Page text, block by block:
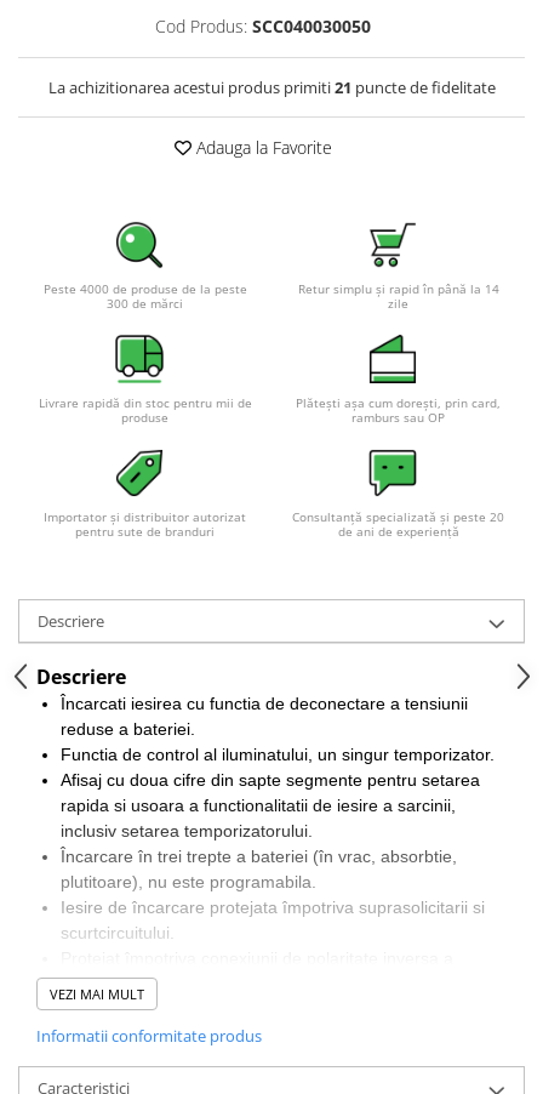
Cod Produs: SCC040030050
La achizitionarea acestui produs primiti21 puncte de fidelitate
Adauga la Favorite
Peste 4000 de produse de la peste
300 de mărci
Retur simplu și rapid în până la 14
zile
Livrare rapidă din stoc pentru mii de
produse
Plătești așa cum dorești, prin card,
ramburs sau OP
Importator și distribuitor autorizat
pentru sute de branduri
Consultanță specializată și peste 20
de ani de experiență
Descriere
Descriere
Încarcati iesirea cu functia de deconectare a tensiunii
reduse a bateriei.
Functia de control al iluminatului, un singur temporizator.
Afisaj cu doua cifre din sapte segmente pentru setarea
rapida si usoara a functionalitatii de iesire a sarcinii,
inclusiv setarea temporizatorului.
Încarcare în trei trepte a bateriei (în vrac, absorbtie,
plutitoare), nu este programabila.
Iesire de încarcare protejata împotriva suprasolicitarii si
scurtcircuitului.
panoului solar si / sau a bateriei.
Optiuni de sincronizare zi / noapte: consultati manualul
pentru detalii
VEZI MAI MULT
Informatii conformitate produs
Caracteristici